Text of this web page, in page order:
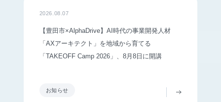
2026.08.07
お知らせ
【豊田市×AlphaDrive】AI時代の事業開発人材
「AXアーキテクト」を地域から育てる
「TAKEOFF Camp 2026」、8月8日に開講